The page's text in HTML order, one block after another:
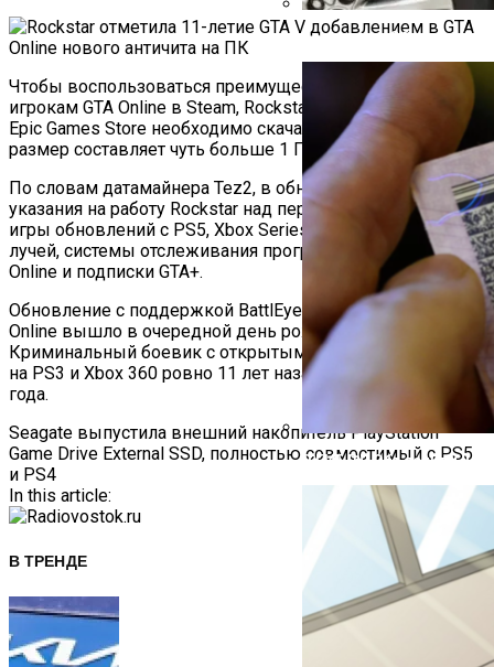
Автоюрист Объяснил,
В ГИБДД Объяснили,
Чтобы воспользоваться преимуществами BattlEye,
игрокам GTA Online в Steam, Rockstar Games Launcher и
Epic Games Store необходимо скачать новый патч — его
размер составляет чуть больше 1 Гбайт.
По словам датамайнера Tez2, в обновлении также есть
указания на работу Rockstar над переносом в ПК-версию
игры обновлений с PS5, Xbox Series X S — трассировки
лучей, системы отслеживания прогресса карьеры в GTA
Online и подписки GTA+.
Обновление с поддержкой BattlEye для ПК-версии GTA
Online вышло в очередной день рождения GTA V.
Криминальный боевик с открытым миром дебютировал
на PS3 и Xbox 360 ровно 11 лет назад — 17 сентября 2013
года.
Навигация
По
Записям
Seagate выпустила внешний накопитель PlayStation
Game Drive External SSD, полностью совместимый с PS5
и PS4
In this article:
В ТРЕНДЕ